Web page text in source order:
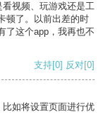
视频、玩游戏还是工
顿了。以前出差的时
了这个app，我再也不
支持[0] 反对[0]
如将设置页面进行优